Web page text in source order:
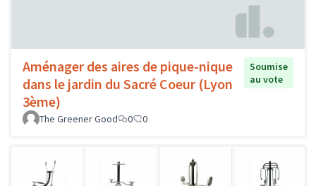
Aménager des aires de pique-nique
dans le jardin du Sacré Coeur (Lyon
3ème)
Soumise
au vote
The Greener Good 0 0